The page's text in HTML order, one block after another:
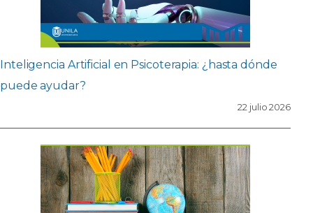
Inteligencia Artificial en Psicoterapia: ¿hasta dónde
puede ayudar?
22 julio 2026